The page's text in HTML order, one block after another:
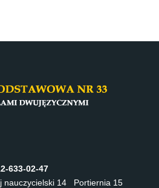
633-02-47
nauczycielski 14 Portiernia 15